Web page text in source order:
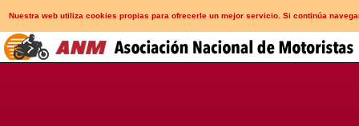
Nuestra web utiliza cookies propias para ofrecerle un mejor servicio. Si continúa